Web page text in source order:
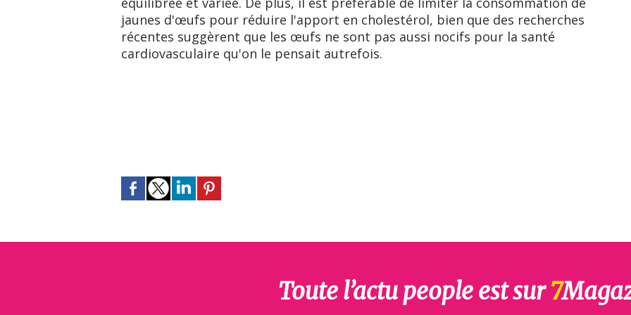
jaunes d'œufs pour réduire l'apport en cholestérol, bien que des recherches
récentes suggèrent que les œufs ne sont pas aussi nocifs pour la santé
cardiovasculaire qu'on le pensait autrefois.
Toute l’actu people est sur7